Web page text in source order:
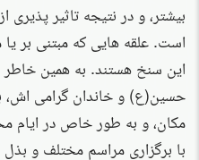
بیشتر، و در نتیجه تاثیر پذیری
است. علقه هایی که مبتنی بر یا
این سنخ هستند. به همین خاطر
حسین(ع) و خاندان گرامی اش،
مکان، و به طور خاص در ایام
با برگزاری مراسم مختلف و